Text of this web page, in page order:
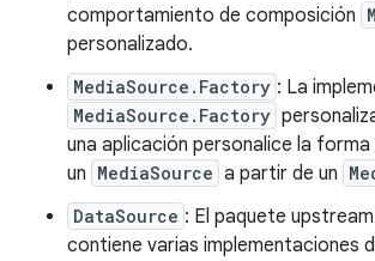
comportamiento de composición
personalizado.
MediaSource.Factory : La
MediaSource.Factory
una aplicación personalice la forma
un MediaSource a partir de un
DataSource : El paquete
contiene varias implementaciones